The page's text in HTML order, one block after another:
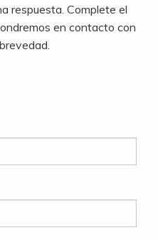
respuesta. Complete el
en contacto con